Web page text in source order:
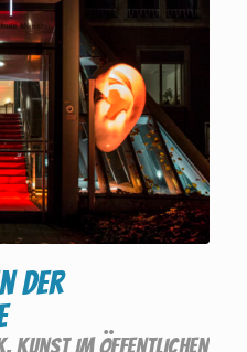
der
,KUNST IM ÖFFENTLICHEN